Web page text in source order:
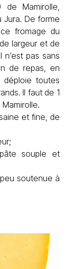
de Mamirolle,
De forme
fromage du
largeur et de
pas sans
de repas, en
déploie toutes
Il faut de 1
et fine, de
souple et
soutenue à